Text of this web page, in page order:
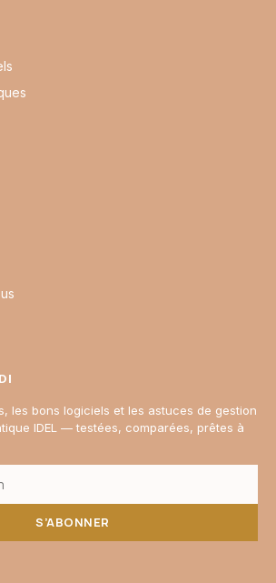
les bons logiciels et les astuces de gestion
IDEL — testées, comparées, prêtes à
S’ABONNER